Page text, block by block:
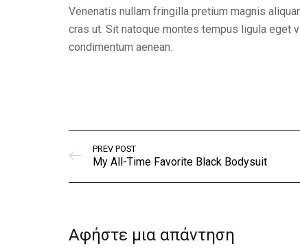
Venenatis nullam fringilla pretium magnis
cras ut. Sit natoque montes tempus ligula eget
condimentum aenean.
PREV POST
My All-Time Favorite Black Bodysuit
Αφήστε μια απάντηση